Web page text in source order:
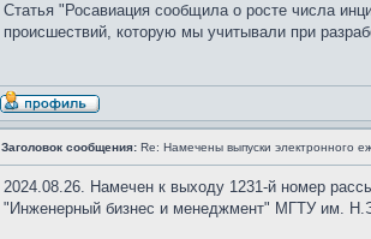
Статья "Росавиация сообщила о росте числа
происшествий, которую мы учитывали при
Заголовок сообщения: Re: Намечены выпуски электронного
2024.08.26. Намечен к выходу 1231-й номер
"Инженерный бизнес и менеджмент" МГТУ им.